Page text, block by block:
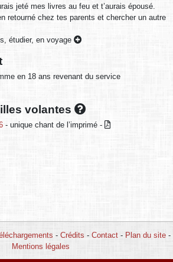
jeté mes livres au feu et t’aurais épousé.
retourné chez tes parents et chercher un autre
étudier, en voyage
en 18 ans revenant du service
volantes
- unique chant de l’imprimé -
- Crédits - Contact- Plan du site-
Mentions légales